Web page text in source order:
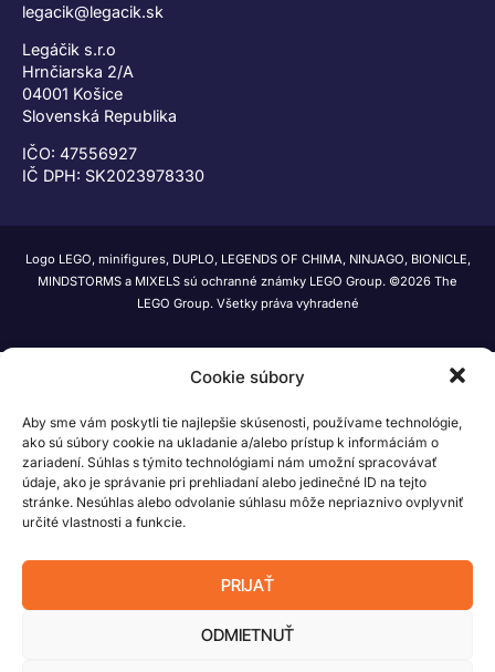
Cookie súbory
Aby sme vám poskytli tie najlepšie skúsenosti, používame technológie,
ako sú súbory cookie na ukladanie a/alebo prístup k informáciám o
zariadení. Súhlas s týmito technológiami nám umožní spracovávať
údaje, ako je správanie pri prehliadaní alebo jedinečné ID na tejto
stránke. Nesúhlas alebo odvolanie súhlasu môže nepriaznivo ovplyvniť
určité vlastnosti a funkcie.
PRIJAŤ
ODMIETNUŤ
legacik@legacik.sk
Legáčik s.r.o
Hrnčiarska 2/A
04001 Košice
Slovenská Republika
IČO: 47556927
IČ DPH: SK2023978330
Logo LEGO, minifigures, DUPLO, LEGENDS OF CHIMA, NINJAGO, BIONICLE,
MINDSTORMS a MIXELS sú ochranné známky LEGO Group. ©2026 The
LEGO Group. Všetky práva vyhradené